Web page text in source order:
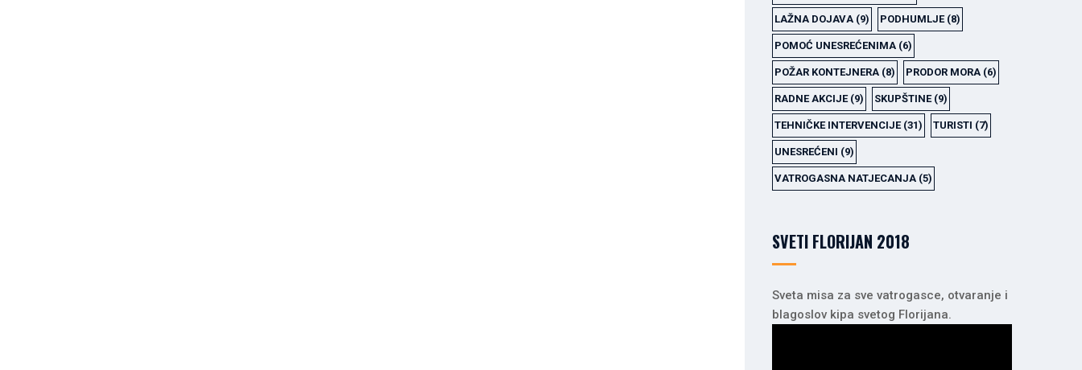
LAŽNA DOJAVA(9) PODHUMLJE(8)
POMOĆ UNESREĆENIMA(6)
POŽAR KONTEJNERA(8) PRODOR MORA(6)
RADNE AKCIJE(9) SKUPŠTINE(9)
TEHNIČKE INTERVENCIJE(31) TURISTI (7)
UNESREĆENI (9)
VATROGASNA NATJECANJA(5)
SVETI FLORIJAN 2018
Sveta misa za sve vatrogasce, otvaranje i
blagoslov kipa svetog Florijana.